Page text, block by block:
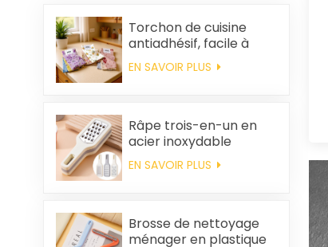
Torchon de cuisine
antiadhésif, facile à
nettoyer, épais,
imprimé, carré, en
écologique
EN SAVOIR PLUS
Râpe trois-en-un en
acier inoxydable
EN SAVOIR PLUS
Brosse de nettoyage
ménager en plastique